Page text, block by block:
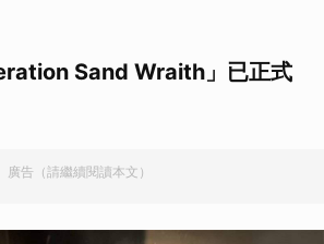
Sand Wraith」已正式
廣告（請繼續閱讀本文）